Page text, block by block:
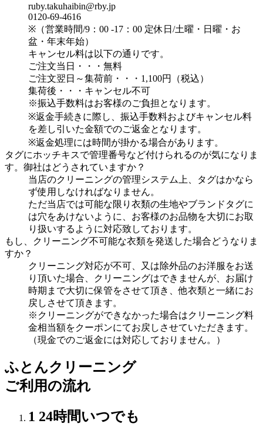
ruby.takuhaibin@rby.jp
0120-69-4616
※（営業時間/9：00 -17：00 定休日/土曜・日曜・お
盆・年末年始）
キャンセル料は以下の通りです。
ご注文当日・・・無料
ご注文翌日～集荷前・・・1,100円（税込）
集荷後・・・キャンセル不可
※振込手数料はお客様のご負担となります。
※返金手続きに際し、振込手数料およびキャンセル料
を差し引いた金額でのご返金となります。
※返金処理には時間が掛かる場合があります。
タグにホッチキスで管理番号など付けられるのが気になりま
す。御社はどうされていますか？
当店のクリーニングの管理システム上、タグはかなら
ず使用しなければなりません。
ただ当店では可能な限り衣類の生地やブランドタグに
は穴をあけないように、お客様のお品物を大切にお取
り扱いするように対応致しております。
もし、クリーニング不可能な衣類を発送した場合どうなりま
すか？
クリーニング対応が不可、又は除外品のお洋服をお送
り頂いた場合、クリーニングはできませんが、お届け
時期まで大切に保管をさせて頂き、他衣類と一緒にお
戻しさせて頂きます。
※クリーニングができなかった場合はクリーニング料
金相当額をクーポンにてお戻しさせていただきます。
（現金でのご返金には対応しておりません。）
ふとんクリーニング
ご利用の流れ
1 24時間いつでも